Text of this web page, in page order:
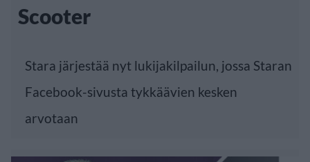
Scooter
Stara järjestää nyt lukijakilpailun, jossa Staran
Facebook-sivusta tykkäävien kesken
arvotaan